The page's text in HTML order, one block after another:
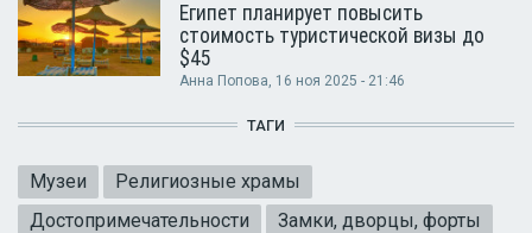
Египет планирует повысить
стоимость туристической визы до
$45
Анна Попова, 16 ноя 2025 - 21:46
ТАГИ
Музеи
Религиозные храмы
Достопримечательности
Замки, дворцы, форты